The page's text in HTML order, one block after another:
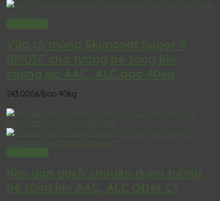
Vữa tô mỏng Skimcoat Super S
BI903C cho tường bê tông khí
chưng áp AAC, ALC bao 40kg
243.000₫/bao 40kg
Keo dán gạch chuyên dụng tường
bê tông khí AAC, ALC Otter C1